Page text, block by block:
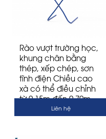
Rào vượt trường học,
khung chân bằng
thép, xếp chép, sơn
tĩnh điện Chiều cao
xà có thể điều chỉnh
từ 0,15m đến 0,70m
Liên hệ